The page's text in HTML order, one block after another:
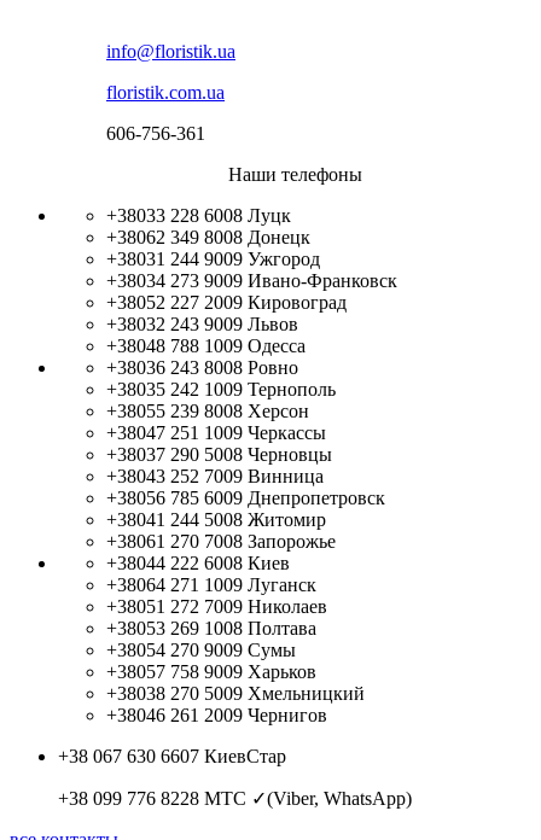
info@floristik.ua
floristik.com.ua
606-756-361
Наши телефоны
+38033 228 6008 Луцк
+38062 349 8008 Донецк
+38031 244 9009 Ужгород
+38034 273 9009 Ивано-Франковск
+38052 227 2009 Кировоград
+38032 243 9009 Львов
+38048 788 1009 Одесса
+38036 243 8008 Ровно
+38035 242 1009 Тернополь
+38055 239 8008 Херсон
+38047 251 1009 Черкассы
+38037 290 5008 Черновцы
+38043 252 7009 Винница
+38056 785 6009 Днепропетровск
+38041 244 5008 Житомир
+38061 270 7008 Запорожье
+38044 222 6008 Киев
+38064 271 1009 Луганск
+38051 272 7009 Николаев
+38053 269 1008 Полтава
+38054 270 9009 Сумы
+38057 758 9009 Харьков
+38038 270 5009 Хмельницкий
+38046 261 2009 Чернигов
+38 067 630 6607 КиевСтар
+38 099 776 8228 МТС ✓(Viber, WhatsApp)